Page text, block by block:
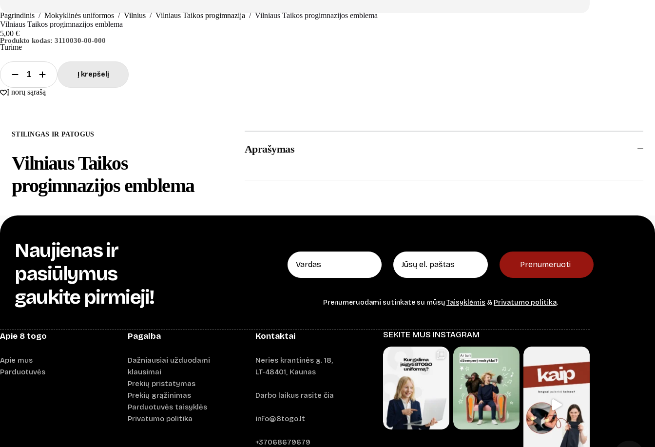
Pagrindinis / Mokyklinės uniformos / Vilnius / Vilniaus Taikos progimnazija / Vilniaus Taikos progimnazijos emblema
Vilniaus Taikos progimnazijos emblema
Produkto kodas: 3110030-00-000
5,00 €
Turime
produkto
kiekis:
Vilniaus
Į krepšelį
Į norų sąrašą
STILINGAS IR PATOGUS
Vilniaus Taikos
progimnazijos emblema
Aprašymas
Naujienas ir
pasiūlymus
gaukite pirmieji!
Prenumeruoti
Prenumeruodami sutinkate su mūsųTaisyklėmis & Privatumo politika.
Apie 8 togo
Apie mus
Parduotuvės
Pagalba
Dažniausiai užduodami
klausimai
Prekių pristatymas
Prekių grąžinimas
Parduotuvės taisyklės
Privatumo politika
Kontaktai
Neries krantinės g. 18,
LT-48401, Kaunas
Darbo laikus rasite čia
info@8togo.lt
+37068679679
SEKITE MUS INSTAGRAM